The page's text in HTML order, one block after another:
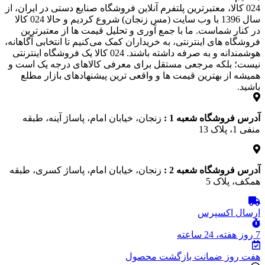
024 کالا، معتبرترین پلتفرم آنلاین فروشگاه صنایع دستی در ایران، از
سال 1396 با وب سایت (مس زنجان) شروع کردیم و حالا 024 کالا
در کنار شماست. ما با جمع‌ آوری و تحلیل قیمت‌ ها از معتبرترین
فروشگاه‌ های اینترنتی، به خریداران کمک می‌کنیم تا انتخابی آگاهانه،
هوشمندانه و به‌ صرفه داشته باشند. 024 کالا یک فروشگاه اینترنتی
نیست؛ بلکه مرجعی مستقل برای معرفی کالاهای درجه یک است و
همیشه از بهترین قیمت‌ ها و واقعی‌ ترین پیشنهادهای بازار مطلع
باشید.
آدرس فروشگاه شعبه 1 :
زنجان، خیابان امام، پاساژ آینه، طبقه
منفی 1، پلاک 13
آدرس فروشگاه شعبه 2 :
زنجان، خیابان امام، پاساژ کسری، طبقه
همکف، پلاک 5
ارسال اکسپرس
7 روز هفته، 24 ساعته
هفت روز ضمانت بازگشت محصول